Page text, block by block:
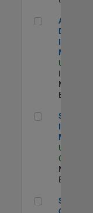
Aerospace
Defense
Industry
Manager
US-MA-
Industry
Marketing
Industry
Manager
US-CA-
Clara
Marketing
Senior
Senior